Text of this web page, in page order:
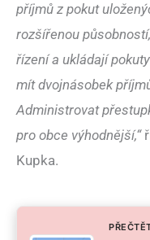
příjmů z pokut
rozšířenou
řízení a ukládají
mít dvojnásobek
Administrovat
pro obce výhodnější,“
Kupka.